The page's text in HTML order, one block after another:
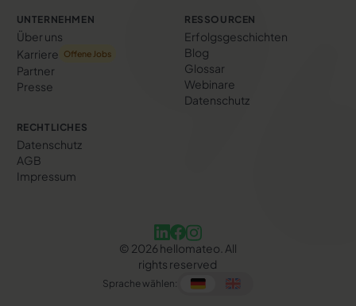
UNTERNEHMEN
Über uns
Karriere
Offene Jobs
Partner
Presse
RESSOURCEN
Erfolgs­geschichten
Blog
Glossar
Webinare
Datenschutz
RECHTLICHES
Datenschutz
AGB
Impressum
© 2026 hellomateo. All
rights reserved
Sprache wählen: